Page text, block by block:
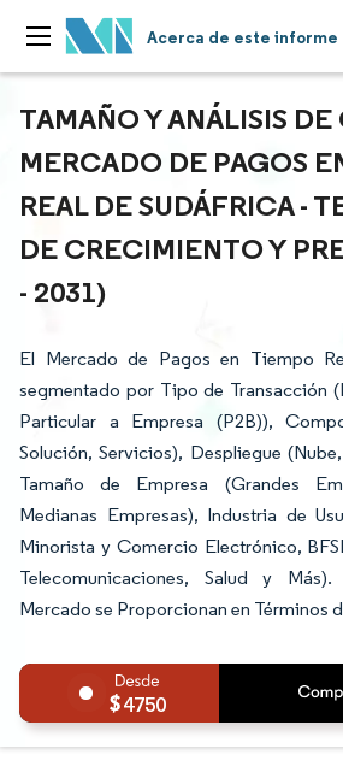
Acerca de este informe
TAMAÑO Y ANÁLISIS
MERCADO DE PAGOS
REAL DE SUDÁFRICA -
DE CRECIMIENTO Y
- 2031)
El Mercado de Pagos en Tiempo
segmentado por Tipo de Transacción
Particular a Empresa (P2B)),
Solución, Servicios), Despliegue
Tamaño de Empresa (Grandes
Medianas Empresas), Industria de
Minorista y Comercio Electrónico,
Telecomunicaciones, Salud y
Mercado se Proporcionan en Términos
4750